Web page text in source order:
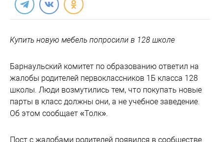
Купить новую мебель попросили в 128 школе
Барнаульский комитет по образованию ответил на
жалобы родителей первоклассников 1Б класса 128
школы. Люди возмутились тем, что покупать новые
парты в класс должны они, а не учебное заведение.
Об этом сообщает «Толк».
Пост с жалобами родителей появился в сообществе